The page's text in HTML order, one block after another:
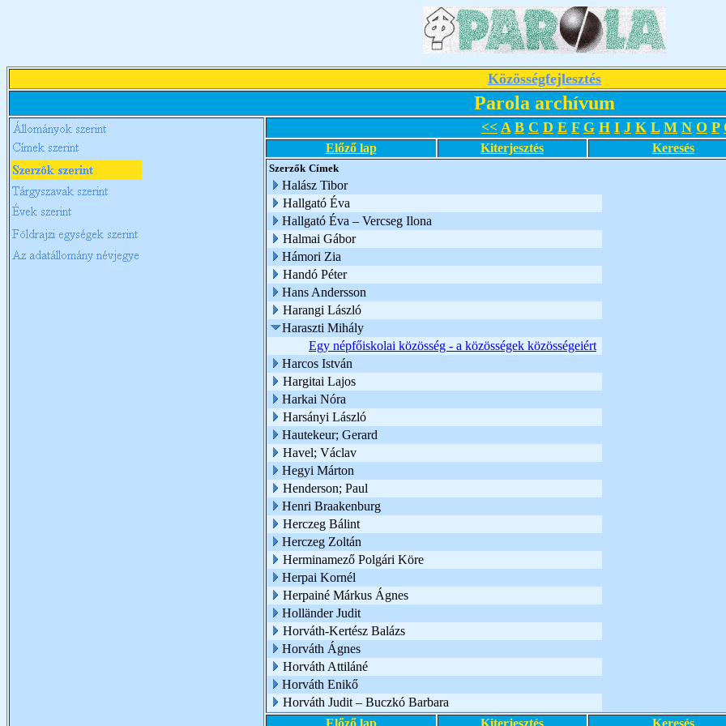
Közösségfejlesztés
Parola archívum
<< A B C D E F G H I J K L M N O P
Előző lap Kiterjesztés Keresés
Szerzők Címek
Halász Tibor
Hallgató Éva
Hallgató Éva – Vercseg Ilona
Halmai Gábor
Hámori Zia
Handó Péter
Hans Andersson
Harangi László
Haraszti Mihály
Egy népfőiskolai közösség - a közösségek közösségeiért
Harcos István
Hargitai Lajos
Harkai Nóra
Harsányi László
Hautekeur; Gerard
Havel; Václav
Hegyi Márton
Henderson; Paul
Henri Braakenburg
Herczeg Bálint
Herczeg Zoltán
Herminamező Polgári Köre
Herpai Kornél
Herpainé Márkus Ágnes
Holländer Judit
Horváth-Kertész Balázs
Horváth Ágnes
Horváth Attiláné
Horváth Enikő
Horváth Judit – Buczkó Barbara
Előző lap
Kiterjesztés Keresés